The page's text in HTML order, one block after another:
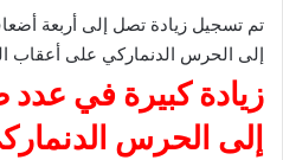
تم تسجيل زيادة تصل إلى أربعة
إلى الحرس الدنماركي على أعقاب
زيادة كبيرة في عدد
إلى الحرس